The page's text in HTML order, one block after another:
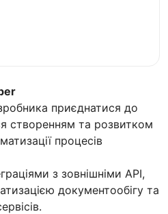
приєднатися до
створенням та розвитком
процесів
з зовнішніми API,
документообігу та